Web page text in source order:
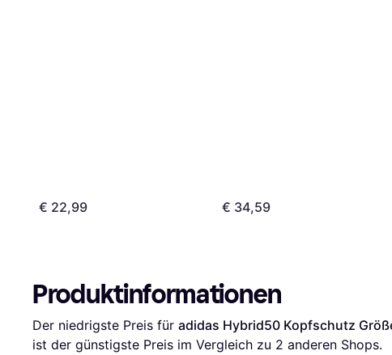
€ 22,99 € 34,59
Produktinformationen
Der niedrigste Preis für adidas Hybrid50 Kopfschutz
ist der günstigste Preis im Vergleich zu 2 anderen Shops.